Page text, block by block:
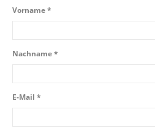
Vorname *
Nachname *
E-Mail *